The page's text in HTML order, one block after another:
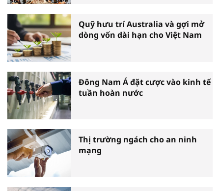
Quỹ hưu trí Australia và gợi mở
dòng vốn dài hạn cho Việt Nam
Đông Nam Á đặt cược vào kinh tế
tuần hoàn nước
Thị trường ngách cho an ninh
mạng